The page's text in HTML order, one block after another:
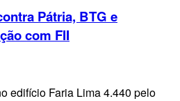
Pátria, BTG e
com FII
edifício Faria Lima 4.440 pelo